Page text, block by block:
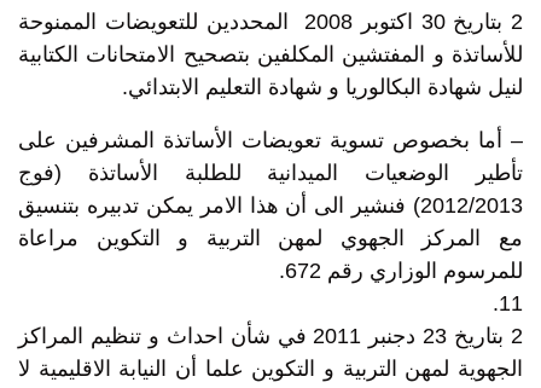
2 بتاريخ 30 اكتوبر 2008 المحددين للتعويضات الممنوحة
للأساتذة و المفتشين المكلفين بتصحيح الامتحانات الكتابية
لنيل شهادة البكالوريا و شهادة التعليم الابتدائي.
– أما بخصوص تسوية تعويضات الأساتذة المشرفين على
تأطير الوضعيات الميدانية للطلبة الأساتذة (فوج
2012/2013) فنشير الى أن هذا الامر يمكن تدبيره بتنسيق
مع المركز الجهوي لمهن التربية و التكوين مراعاة
للمرسوم الوزاري رقم 672.
11.
2 بتاريخ 23 دجنبر 2011 في شأن احداث و تنظيم المراكز
الجهوية لمهن التربية و التكوين علما أن النيابة الاقليمية لا